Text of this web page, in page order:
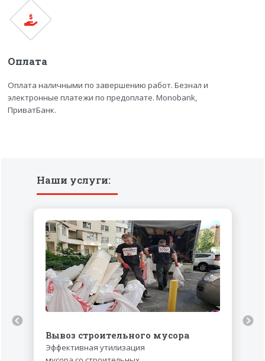
Оплата
Оплата наличными по завершению работ. Безнал и
электронные платежи по предоплате. Monobank,
ПриватБанк.
Наши услуги:
Вывоз строительного мусора
Эффективная утилизация